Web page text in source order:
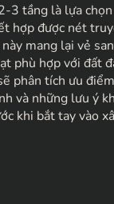
3 tầng là lựa
hợp được nét
mang lại vẻ
phù hợp với đất
phân tích ưu
và những lưu ý
khi bắt tay vào